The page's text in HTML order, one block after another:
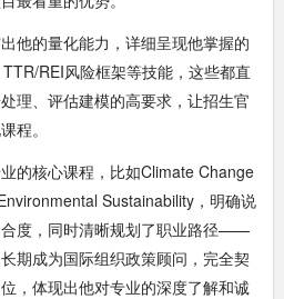
他的量化能力，详细呈现他掌握的
REI风险框架等技能，这些都直
理、评估建模的高要求，让招生官
程。
的核心课程，比如Climate Change
Sustainability，明确说
度，同时清晰规划了职业路径——
期成为国际组织政策顾问，完全契
，体现出他对专业的深度了解和诚